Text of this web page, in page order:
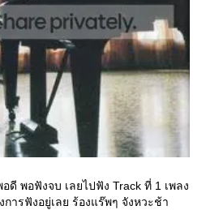
ดี พอฟังจบ เลยไปฟัง Track ที่ 1 เพลง
ารฟังอยู่เลย ร้องแร๊พๆ จังหวะช้า